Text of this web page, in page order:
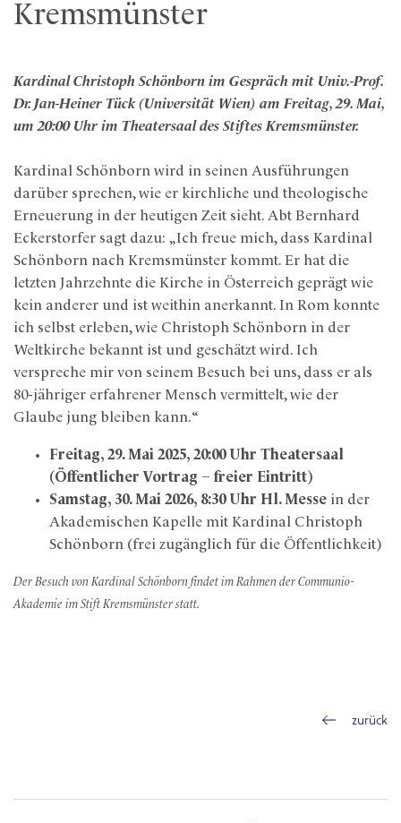
Kremsmünster
Kardinal Christoph Schönborn im Gespräch mit Univ.-Prof.
Dr. Jan-Heiner Tück (Universität Wien) am Freitag, 29. Mai,
um 20:00 Uhr im Theatersaal des Stiftes Kremsmünster.
Kardinal Schönborn wird in seinen Ausführungen
darüber sprechen, wie er kirchliche und theologische
Erneuerung in der heutigen Zeit sieht. Abt Bernhard
Eckerstorfer sagt dazu: „Ich freue mich, dass Kardinal
Schönborn nach Kremsmünster kommt. Er hat die
letzten Jahrzehnte die Kirche in Österreich geprägt wie
kein anderer und ist weithin anerkannt. In Rom konnte
ich selbst erleben, wie Christoph Schönborn in der
Weltkirche bekannt ist und geschätzt wird. Ich
verspreche mir von seinem Besuch bei uns, dass er als
80-jähriger erfahrener Mensch vermittelt, wie der
Glaube jung bleiben kann.“
Freitag, 29. Mai 2025, 20:00 Uhr Theatersaal
(Öffentlicher Vortrag – freier Eintritt)
Samstag, 30. Mai 2026, 8:30 Uhr Hl. Messe in der
Akademischen Kapelle mit Kardinal Christoph
Schönborn (frei zugänglich für die Öffentlichkeit)
Der Besuch von Kardinal Schönborn findet im Rahmen der Communio-
Akademie im Stift Kremsmünster statt.
zurück